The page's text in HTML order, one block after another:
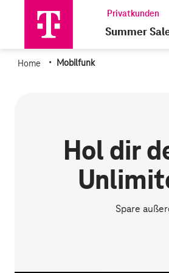
Summer
Home · Mobilfunk
Hol dir
Spare